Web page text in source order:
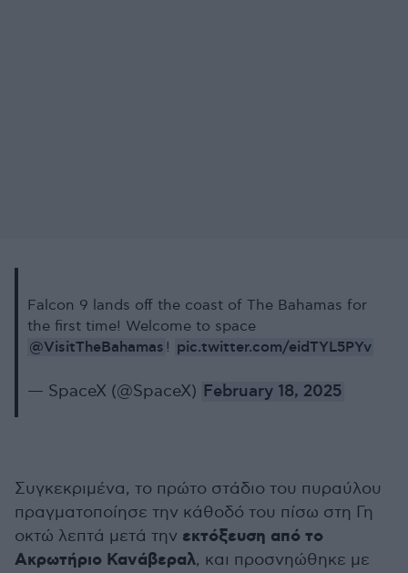
Falcon 9 lands off the coast of The Bahamas for
the first time! Welcome to space
@VisitTheBahamas ! pic.twitter.com/eidTYL5PYv
— SpaceX (@SpaceX) February 18, 2025
Συγκεκριμένα, το πρώτο στάδιο του πυραύλου
πραγματοποίησε την κάθοδό του πίσω στη Γη
οκτώ λεπτά μετά την εκτόξευση από το
Ακρωτήριο Κανάβεραλ, και προσνηώθηκε με